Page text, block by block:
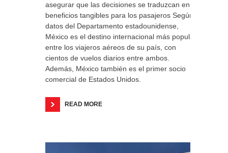
asegurar que las decisiones se traduzcan en
beneficios tangibles para los pasajeros Según
datos del Departamento estadounidense,
México es el destino internacional más popular
entre los viajeros aéreos de su país, con
cientos de vuelos diarios entre ambos.
Además, México también es el primer socio
comercial de Estados Unidos.
READ MORE